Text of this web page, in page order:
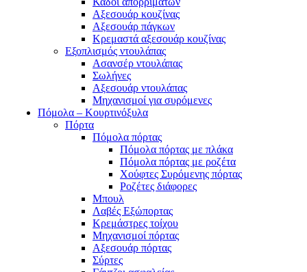
Αξεσουάρ κουζίνας
Αξεσουάρ πάγκων
Κρεμαστά αξεσουάρ κουζίνας
Εξοπλισμός ντουλάπας
Ασανσέρ ντουλάπας
Σωλήνες
Αξεσουάρ ντουλάπας
Μηχανισμοί για συρόμενες
Πόμολα – Κουρτινόξυλα
Πόρτα
Πόμολα πόρτας
Πόμολα πόρτας με πλάκα
Πόμολα πόρτας με ροζέτα
Χούφτες Συρόμενης πόρτας
Ροζέτες διάφορες
Μπουλ
Λαβές Εξώπορτας
Κρεμάστρες τοίχου
Μηχανισμοί πόρτας
Αξεσουάρ πόρτας
Σύρτες